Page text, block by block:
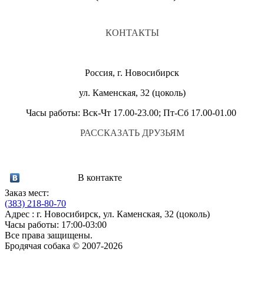
КОНТАКТЫ
Россия, г. Новосибирск
ул. Каменская, 32 (цоколь)
Часы работы: Вск-Чт 17.00-23.00; Пт-Сб 17.00-01.00
РАССКАЗАТЬ ДРУЗЬЯМ
В контакте
Заказ мест:
(383) 218-80-70
Адрес : г. Новосибирск, ул. Каменская, 32 (цоколь)
Часы работы: 17:00-03:00
Все права защищены.
Бродячая собака © 2007-2026